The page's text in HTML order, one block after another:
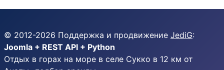
© 2012-2026 Поддержка и продвижение JediG:
Joomla + REST API + Python
Отдых в горах на море в селе Сукко в 12 км от